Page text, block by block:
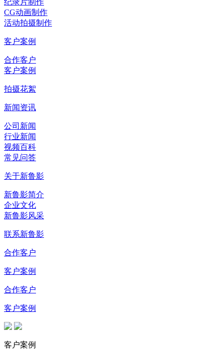
CG动画制作
活动拍摄制作
客户案例
合作客户
客户案例
拍摄花絮
新闻资讯
公司新闻
行业新闻
视频百科
常见问答
关于新鲁影
新鲁影简介
企业文化
新鲁影风采
联系新鲁影
合作客户
客户案例
合作客户
客户案例
客户案例